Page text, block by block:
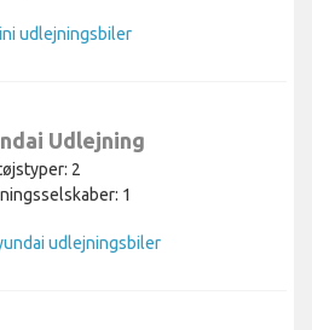
udlejningsbiler
Udlejning
2
1
udlejningsbiler